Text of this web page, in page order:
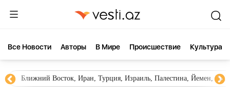
Все Новости Aвторы В Мире Происшествие Культура
Ближний Восток, Иран, Турция, Израиль, Палестина, Йемен,